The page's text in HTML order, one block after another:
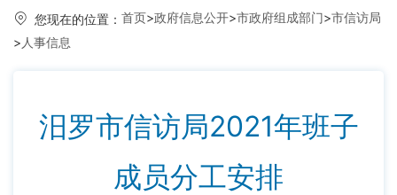
您现在的位置： 首页>政府信息公开>市政府组成部门>市信访局
> 人事信息
汨罗市信访局2021年班子
成员分工安排